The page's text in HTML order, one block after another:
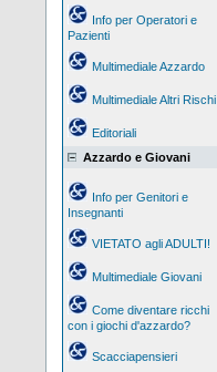
Info per Operatori e
Pazienti
Multimediale Azzardo
Multimediale Altri Rischi
Editoriali
Azzardo e Giovani
Info per Genitori e
Insegnanti
VIETATO agli ADULTI!
Multimediale Giovani
Come diventare ricchi
con i giochi d'azzardo?
Scacciapensieri